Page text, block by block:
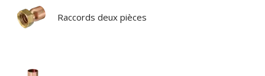
Raccords deux pièces